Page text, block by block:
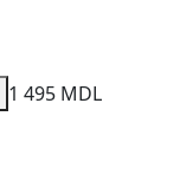
1 495 MDL